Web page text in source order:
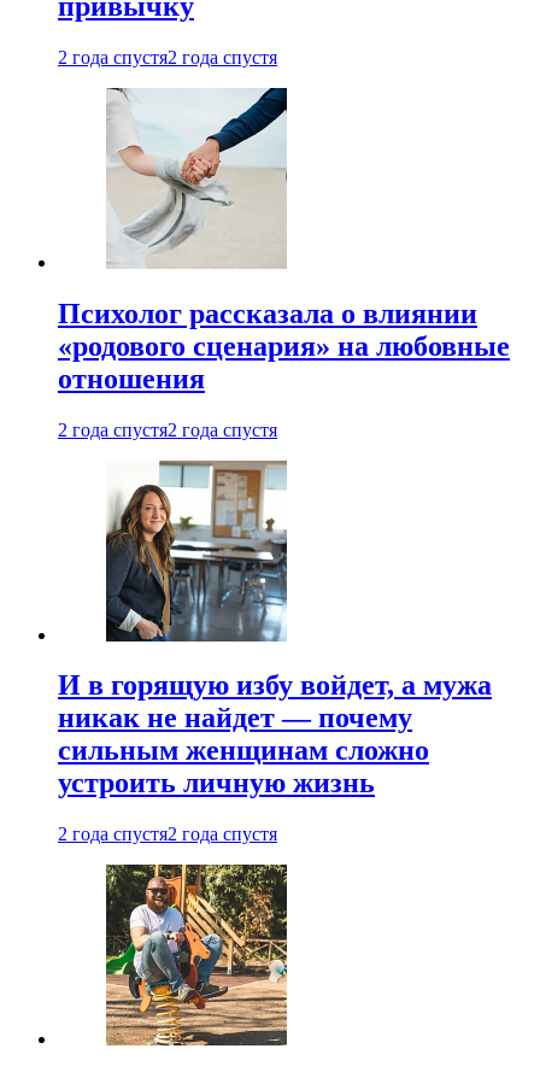
2 года спустя2 года спустя
Психолог рассказала о влиянии
«родового сценария» на любовные
отношения
2 года спустя2 года спустя
И в горящую избу войдет, а мужа
никак не найдет — почему
сильным женщинам сложно
устроить личную жизнь
2 года спустя2 года спустя